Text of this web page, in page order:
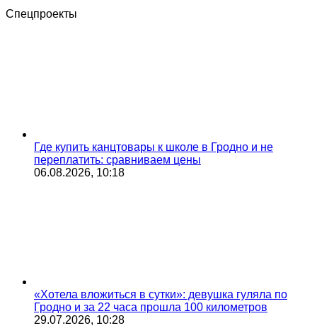
Спецпроекты
Где купить канцтовары к школе в Гродно и не
переплатить: сравниваем цены
06.08.2026, 10:18
«Хотела вложиться в сутки»: девушка гуляла по
Гродно и за 22 часа прошла 100 километров
29.07.2026, 10:28